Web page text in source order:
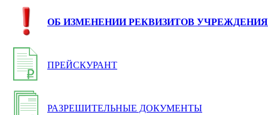
ОБ ИЗМЕНЕНИИ РЕКВИЗИТОВ УЧРЕЖДЕНИЯ
ПРЕЙСКУРАНТ
РАЗРЕШИТЕЛЬНЫЕ ДОКУМЕНТЫ